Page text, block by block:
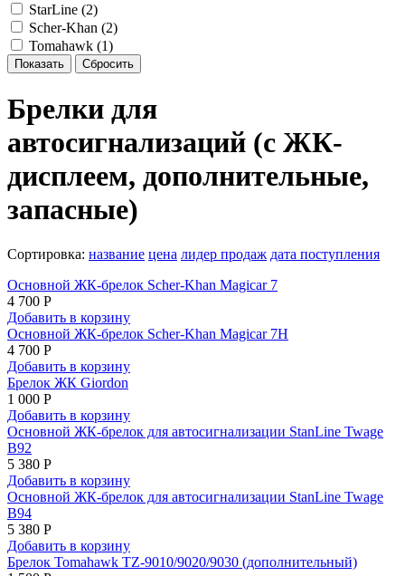
StarLine (2)
Scher-Khan (2)
Tomahawk (1)
Брелки для
автосигнализаций (с ЖК-
дисплеем, дополнительные,
запасные)
Сортировка: название цена лидер продаж дата поступления
Основной ЖК-брелок Scher-Khan Magicar 7
4 700 Р
Добавить в корзину
Основной ЖК-брелок Scher-Khan Magicar 7H
4 700 Р
Добавить в корзину
Брелок ЖК Giordon
1 000 Р
Добавить в корзину
Основной ЖК-брелок для автосигнализации StanLine Twage
B92
5 380 Р
Добавить в корзину
Основной ЖК-брелок для автосигнализации StanLine Twage
B94
5 380 Р
Добавить в корзину
Брелок Tomahawk TZ-9010/9020/9030 (дополнительный)